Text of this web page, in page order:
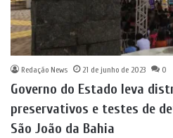
Redação News 21 de junho de 2023 0
Governo do Estado leva
preservativos e testes de
São João da Bahia